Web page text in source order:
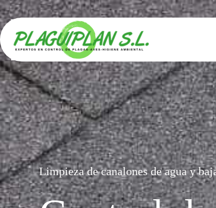
Saltar
al
contenido
Limpieza de canalones de agua y